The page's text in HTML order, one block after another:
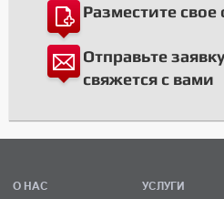
Разместите свое
Отправьте
свяжется с вами
О НАС
УСЛУГИ